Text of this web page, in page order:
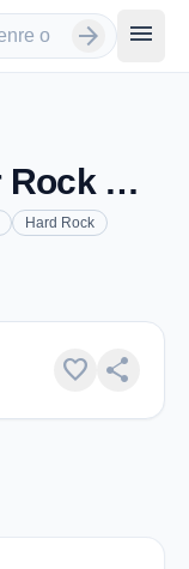
arrow_forward menu
Classic Guitar Rock Radio
Hard Rock
favorite share